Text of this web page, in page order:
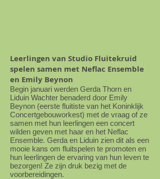
Leerlingen van Studio Fluitekruid
spelen samen met Neflac Ensemble
en Emily Beynon
Begin januari werden Gerda Thorn en
Liduin Wachter benaderd door Emily
Beynon (eerste fluitiste van het Koninklijk
Concertgebouworkest) met de vraag of ze
samen met hun leerlingen een concert
wilden geven met haar en het Neflac
Ensemble. Gerda en Liduin zien dit als een
mooie kans om fluitspelen te promoten en
hun leerlingen de ervaring van hun leven te
bezorgen! Ze zijn druk bezig met de
voorbereidingen.